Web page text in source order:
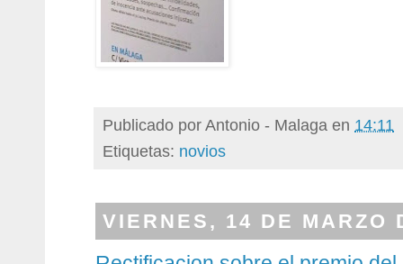
Publicado porAntonio - Malaga en 14:11
Etiquetas: novios
VIERNES, 14 DE MARZO